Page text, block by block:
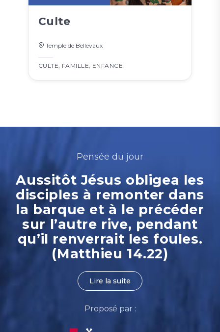
Culte
Temple de Bellevaux
CULTE, FAMILLE, ENFANCE
Pensée du jour
Aussitôt Jésus obligea les
disciples à remonter dans
la barque et à le précéder
sur l’autre rive, pendant
qu’il renverrait les foules.
(Matthieu 14.22)
Lire la suite
Proposé par :